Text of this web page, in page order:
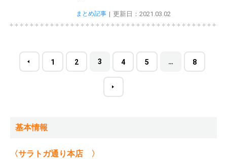
まとめ記事 更新日：2021.03.02
1 2 3 4 5 … 8
基本情報
〈サラトガ通り本店 〉